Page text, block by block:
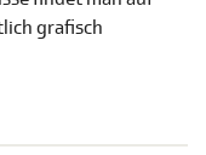
grafisch